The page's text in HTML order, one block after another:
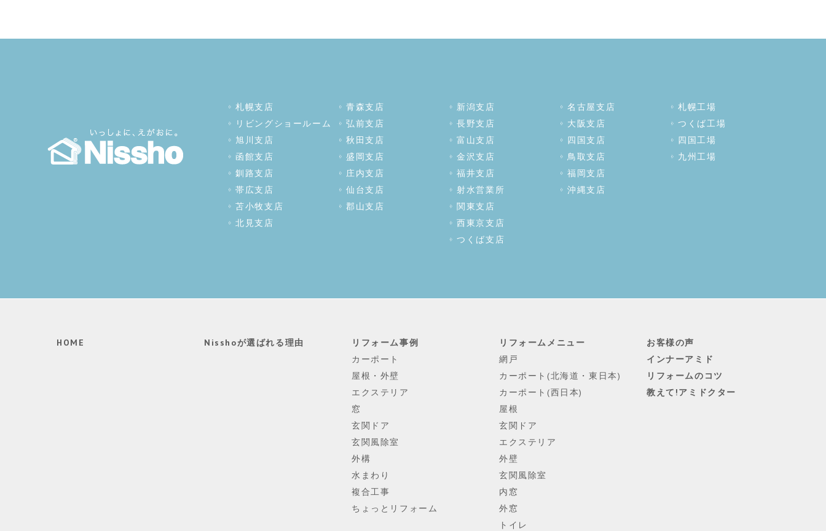
札幌支店
リビングショールーム
旭川支店
函館支店
釧路支店
帯広支店
苫小牧支店
北見支店
青森支店
弘前支店
秋田支店
盛岡支店
庄内支店
仙台支店
郡山支店
新潟支店
長野支店
富山支店
金沢支店
福井支店
射水営業所
関東支店
西東京支店
つくば支店
名古屋支店
大阪支店
四国支店
鳥取支店
福岡支店
沖縄支店
札幌工場
つくば工場
四国工場
九州工場
HOME Nisshoが選ばれる理由
リフォーム事例
カーポート
屋根・外壁
エクステリア
窓
玄関ドア
玄関風除室
外構
水まわり
複合工事
ちょっとリフォーム
リフォームメニュー
網戸
カーポート(北海道・東日本)
カーポート(西日本)
屋根
玄関ドア
エクステリア
外壁
玄関風除室
内窓
外窓
トイレ
お客様の声
インナーアミド
リフォームのコツ
教えて!アミドクター